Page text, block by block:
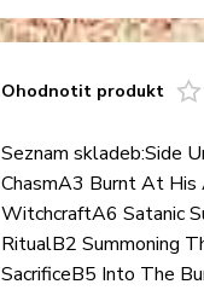
Ohodnotit produkt
Seznam skladeb:Side
ChasmA3 Burnt At
WitchcraftA6 Satanic
RitualB2 Summoning
SacrificeB5 Into The